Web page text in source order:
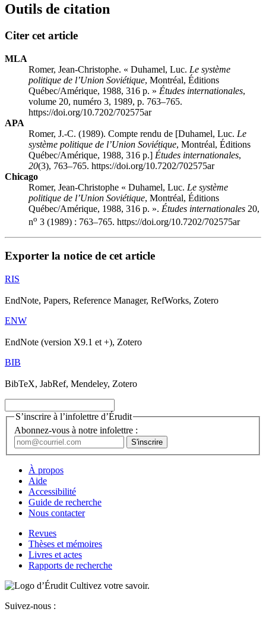
Outils de citation
Citer cet article
MLA
Romer, Jean-Christophe. « Duhamel, Luc. Le système
politique de l’Union Soviétique, Montréal, Éditions
Québec/Amérique, 1988, 316 p. » Études internationales,
volume 20, numéro 3, 1989, p. 763–765.
https://doi.org/10.7202/702575ar
APA
Romer, J.-C. (1989). Compte rendu de [Duhamel, Luc. Le
système politique de l’Union Soviétique, Montréal, Éditions
Québec/Amérique, 1988, 316 p.] Études internationales,
20(3), 763–765. https://doi.org/10.7202/702575ar
Chicago
Romer, Jean-Christophe « Duhamel, Luc. Le système
politique de l’Union Soviétique, Montréal, Éditions
Québec/Amérique, 1988, 316 p. ». Études internationales 20,
no 3 (1989) : 763–765. https://doi.org/10.7202/702575ar
Exporter la notice de cet article
RIS
EndNote, Papers, Reference Manager, RefWorks, Zotero
ENW
EndNote (version X9.1 et +), Zotero
BIB
BibTeX, JabRef, Mendeley, Zotero
S’inscrire à l’infolettre d’Érudit
Abonnez-vous à notre infolettre :
À propos
Aide
Accessibilité
Guide de recherche
Nous contacter
Revues
Thèses et mémoires
Livres et actes
Rapports de recherche
Cultivez votre savoir.
Suivez-nous :